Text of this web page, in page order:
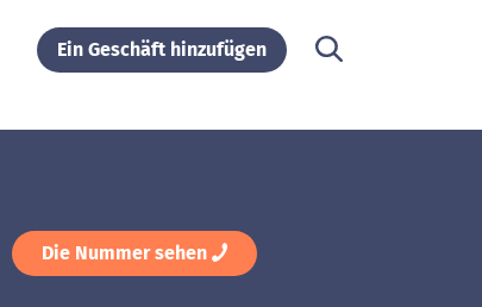
Ein Geschäft hinzufügen
Die Nummer sehen